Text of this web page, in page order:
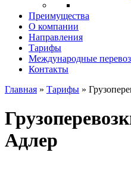
Преимущества
О компании
Направления
Тарифы
Международные
Контакты
Главная » Тарифы »
Адлер